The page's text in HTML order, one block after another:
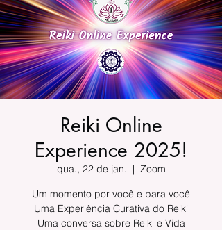
Reiki Online
Experience 2025!
qua., 22 de jan.
  |
Zoom
Um momento por você e para você
Uma Experiência Curativa do Reiki
Uma conversa sobre Reiki e Vida